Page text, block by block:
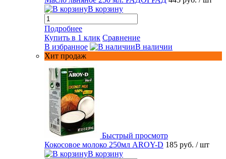
В корзину
Подробнее
Купить в 1 клик Сравнение
В избранное
В наличии
Хит продаж
Быстрый просмотр
Кокосовое молоко 250мл AROY-D 185 руб. / шт
В корзину